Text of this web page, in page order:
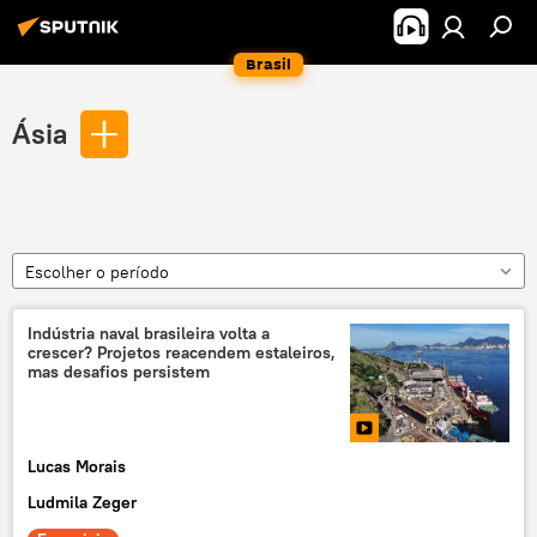
Brasil
Ásia
Escolher o período
Indústria naval brasileira volta a
crescer? Projetos reacendem estaleiros,
mas desafios persistem
Lucas Morais
Ludmila Zeger